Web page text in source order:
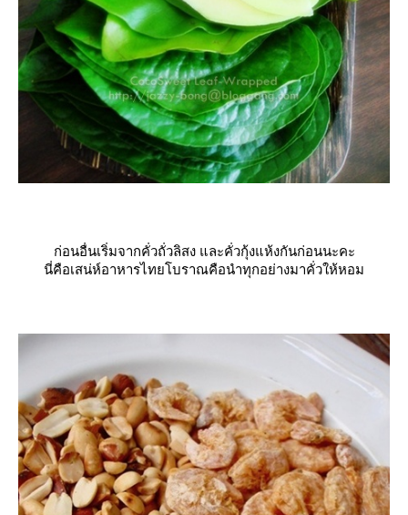
ก่อนอื่นเริ่มจากคั่วถั่วลิสง และคั่วกุ้งแห้งกันก่อนนะคะ
นี่คือเสน่ห์อาหารไทยโบราณคือนำทุกอย่างมาคั่วให้หอม